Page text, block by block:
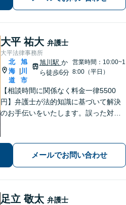
大平 祐大 弁護士
大平法律事務所
北
海
道
旭
川
市
旭川駅 か
ら徒歩6分
営業時間：10:00~1
8:00（平日）
【相談時間に関係なく料金一律5500
円】弁護士が法的知識に基づいて解決
のお手伝いをいたします。誤った対応
理・民事・刑事事件など幅広い対応が
可能です。メールでお問い合わせ
足立 敬太 弁護士